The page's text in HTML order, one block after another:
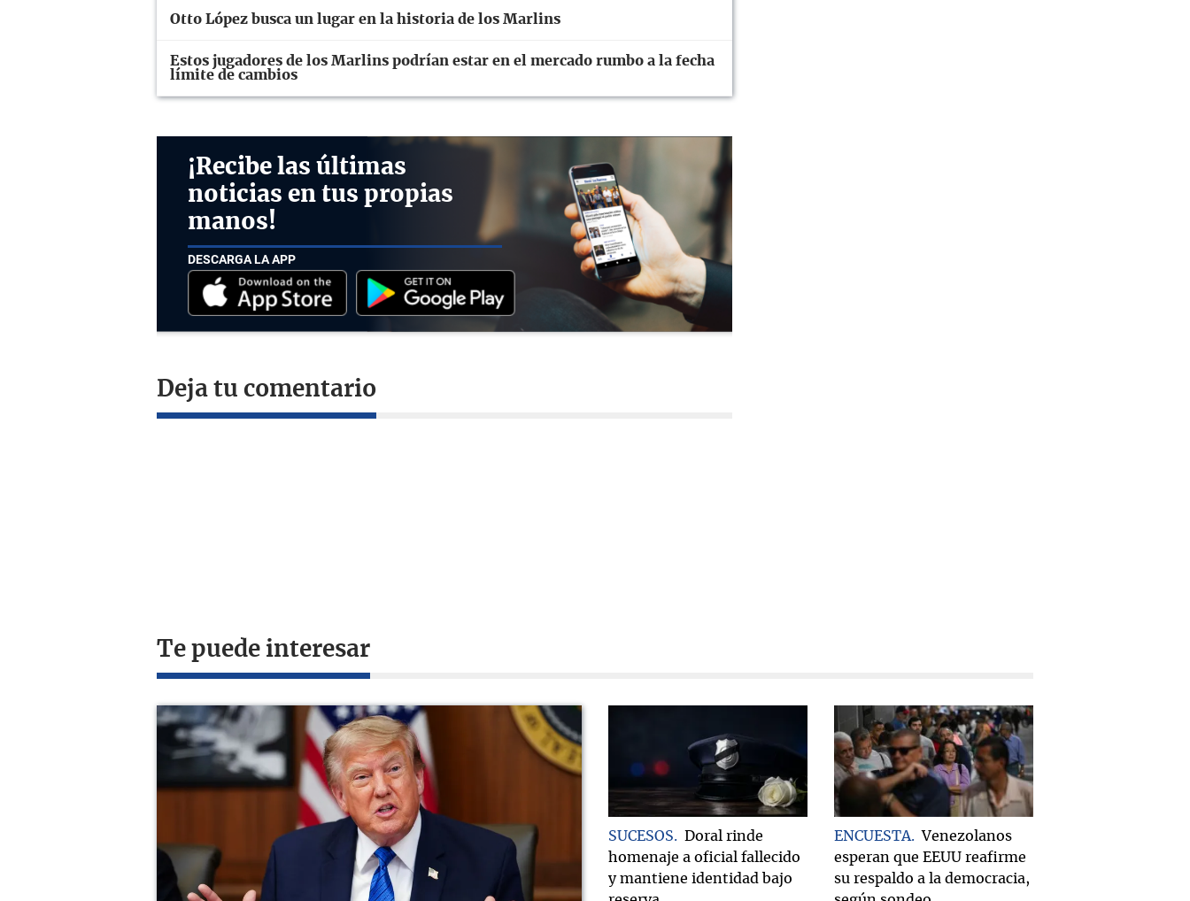
Otto López busca un lugar en la historia de los Marlins
Estos jugadores de los Marlins podrían estar en el mercado rumbo a la fecha
límite de cambios
¡Recibe las últimas
noticias en tus propias
manos!
DESCARGA LA APP
Deja tu comentario
Te puede interesar
SUCESOS
Doral rinde
homenaje a oficial fallecido
y mantiene identidad bajo
ENCUESTA
Venezolanos
esperan que EEUU reafirme
su respaldo a la democracia,